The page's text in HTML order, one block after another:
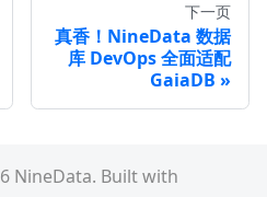
下一页
真香！NineData 数据
库 DevOps 全面适配
GaiaDB
NineData. Built with